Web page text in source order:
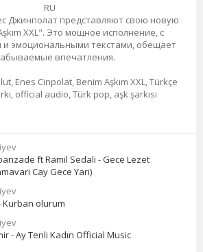
RU
Джинполат представляют свою новую
XXL". Это мощное исполнение, с
и эмоциональными текстами, обещает
впечатления.
Enes Cinpolat, Benim Aşkım XXL, Türkçe
official audio, Türk pop, aşk şarkısı
ft Ramil Sedali - Gece Lezet
Cay Gece Yari)
Kurban olurum
- Ay Tenli Kadın Official Music